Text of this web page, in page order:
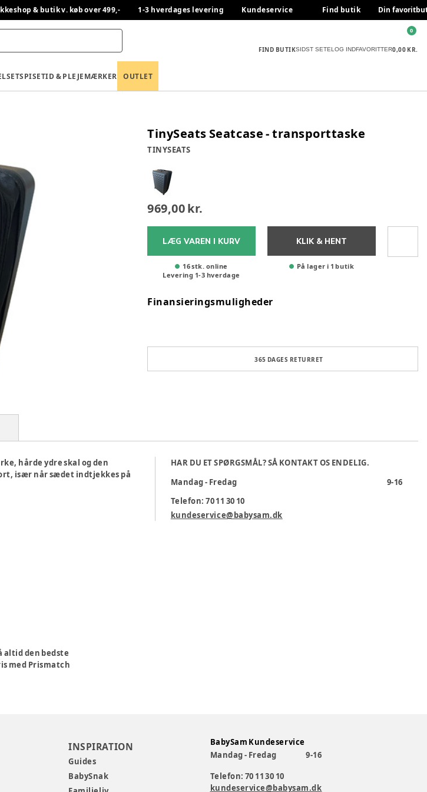
& butik v. køb over 499,- 1-3 hverdages levering Kundeservice Find butik Din
FIND BUTIKSIDST SETELOG INDFAVORITTER0,00 KR.
0
SPISETID & PLEJEMÆRKER OUTLET
TinySeats Seatcase - transporttaske
TINYSEATS
969,00 kr.
LÆG VAREN I KURV
16 stk. online
Levering 1-3 hverdage
KLIK & HENT
På lager i 1 butik
Finansieringsmuligheder
365 DAGES RETURRET
hårde ydre skal og den
især når sædet indtjekkes på
HAR DU ET SPØRGSMÅL? SÅ KONTAKT OS ENDELIG.
Mandag - Fredag
9-16
Telefon: 70 11 30 10
kundeservice@babysam.dk
altid den bedste
med Prismatch
INSPIRATION
Guides
BabySnak
BabySam Kundeservice
Mandag - Fredag
9-16
Telefon: 70 11 30 10
kundeservice@babysam.dk